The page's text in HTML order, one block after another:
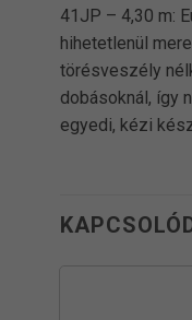
41JP – 4,30 m:
hihetetlenül
törésveszély
dobásoknál, így
egyedi, kézi